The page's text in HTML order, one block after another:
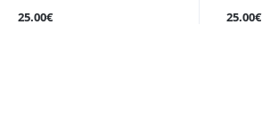
25.00€ 25.00€